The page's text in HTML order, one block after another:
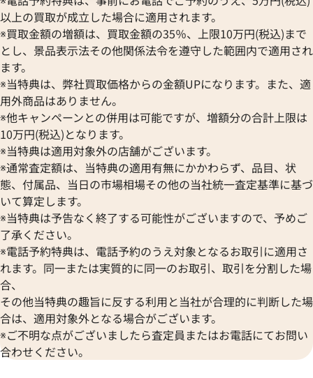
以上の買取が成立した場合に適用されます。
※買取金額の増額は、買取金額の35％、上限10万円(税込)まで
とし、景品表示法その他関係法令を遵守した範囲内で適用され
ます。
※当特典は、弊社買取価格からの金額UPになります。また、適
用外商品はありません。
※他キャンペーンとの併用は可能ですが、増額分の合計上限は
10万円(税込)となります。
※当特典は適用対象外の店舗がございます。
※通常査定額は、当特典の適用有無にかかわらず、品目、状
態、付属品、当日の市場相場その他の当社統一査定基準に基づ
いて算定します。
※当特典は予告なく終了する可能性がございますので、予めご
了承ください。
※電話予約特典は、電話予約のうえ対象となるお取引に適用さ
れます。同一または実質的に同一のお取引、取引を分割した場
合、
その他当特典の趣旨に反する利用と当社が合理的に判断した場
合は、適用対象外となる場合がございます。
※ご不明な点がございましたら査定員またはお電話にてお問い
合わせください。